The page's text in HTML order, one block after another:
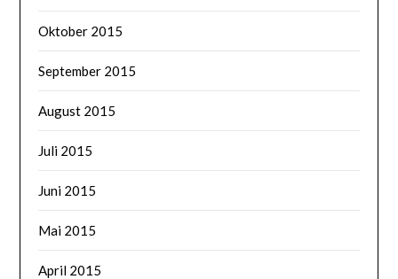
Oktober 2015
September 2015
August 2015
Juli 2015
Juni 2015
Mai 2015
April 2015